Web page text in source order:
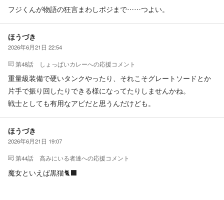
フジくんが物語の狂言まわしポジまで……つよい。
ほうづき
2026年6月21日 22:54
第48話 しょっぱいカレーへの応援コメント
重量級装備で硬いタンクやったり、それこそグレートソードとか
片手で振り回したりできる様になってたりしませんかね。
戦士としても有用なアビだと思うんだけども。
ほうづき
2026年6月21日 19:07
第44話 高みにいる者達への応援コメント
魔女といえば黒猫🐈‍⬛